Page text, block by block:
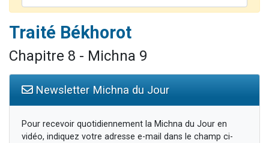
6 personnes viennent de nous rejoindre sur WhatsApp
Traité Békhorot
Chapitre 8 - Michna 9
Newsletter Michna du Jour
Pour recevoir quotidiennement la Michna du Jour en
vidéo, indiquez votre adresse e-mail dans le champ ci-